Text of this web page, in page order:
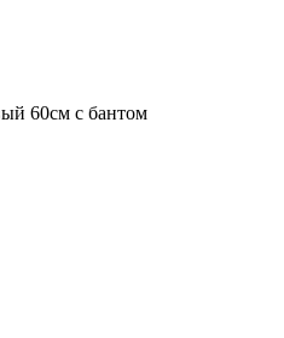
60см с бантом